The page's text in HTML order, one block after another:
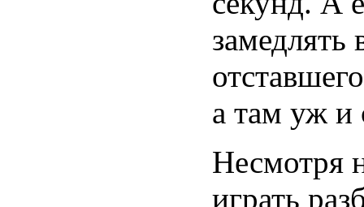
замедлять
а там уж и
Несмотря
играть